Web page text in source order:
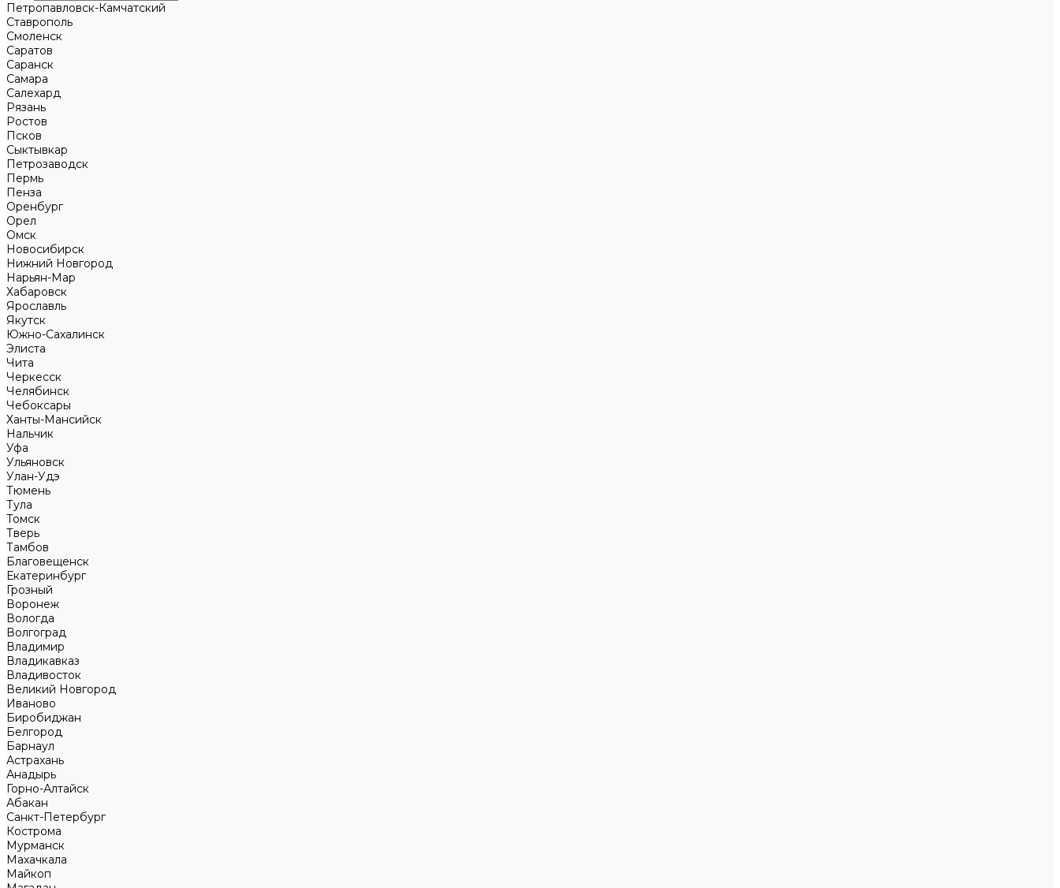
Петропавловск-Камчатский
Ставрополь
Смоленск
Саратов
Саранск
Самара
Салехард
Рязань
Ростов
Псков
Сыктывкар
Петрозаводск
Пермь
Пенза
Оренбург
Орел
Омск
Новосибирск
Нижний Новгород
Нарьян-Мар
Хабаровск
Ярославль
Якутск
Южно-Сахалинск
Элиста
Чита
Черкесск
Челябинск
Чебоксары
Ханты-Мансийск
Нальчик
Уфа
Ульяновск
Улан-Удэ
Тюмень
Тула
Томск
Тверь
Тамбов
Благовещенск
Екатеринбург
Грозный
Воронеж
Вологда
Волгоград
Владимир
Владикавказ
Владивосток
Великий Новгород
Иваново
Биробиджан
Белгород
Барнаул
Астрахань
Анадырь
Горно-Алтайск
Абакан
Санкт-Петербург
Кострома
Мурманск
Махачкала
Майкоп